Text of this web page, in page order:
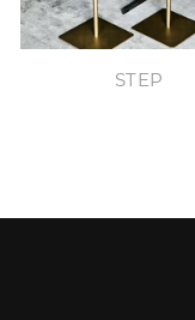
STEP